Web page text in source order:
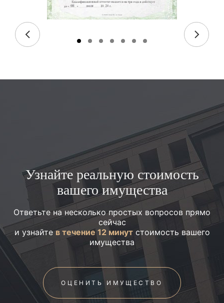
Узнайте реальную стоимость
вашего имущества
Ответьте на несколько простых вопросов прямо
сейчас
и узнайтев течение 12 минутстоимость вашего
имущества
ОЦЕНИТЬ ИМУЩЕСТВО